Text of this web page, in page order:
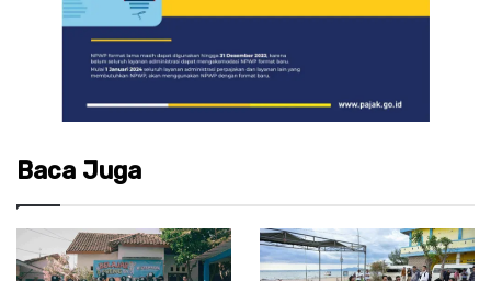
Baca Juga